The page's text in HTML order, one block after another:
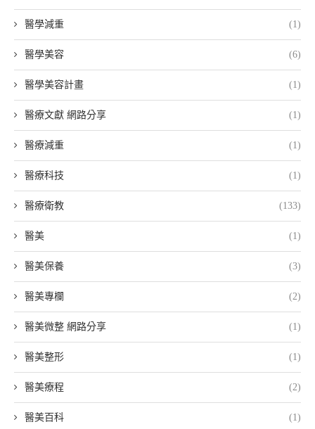
醫學減重 (1)
醫學美容 (6)
醫學美容計畫 (1)
醫療文獻 網路分享 (1)
醫療減重 (1)
醫療科技 (1)
醫療衛教 (133)
醫美 (1)
醫美保養 (3)
醫美專欄 (2)
醫美微整 網路分享 (1)
醫美整形 (1)
醫美療程 (2)
醫美百科 (1)